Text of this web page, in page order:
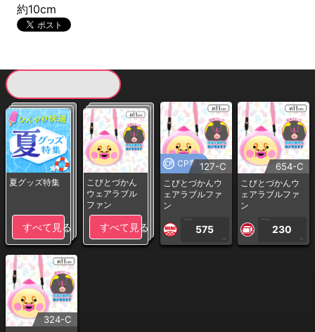
約10cm
夏グッズ特集
すべて見る
こびとづかん
ウェアラブル
ファン
すべて見る
CP専用127-C
こびとづかんウ
ェアラブルファ
ン
1PLAY
575
CP
654-C
こびとづかんウ
ェアラブルファ
ン
1PLAY
230
CP
324-C